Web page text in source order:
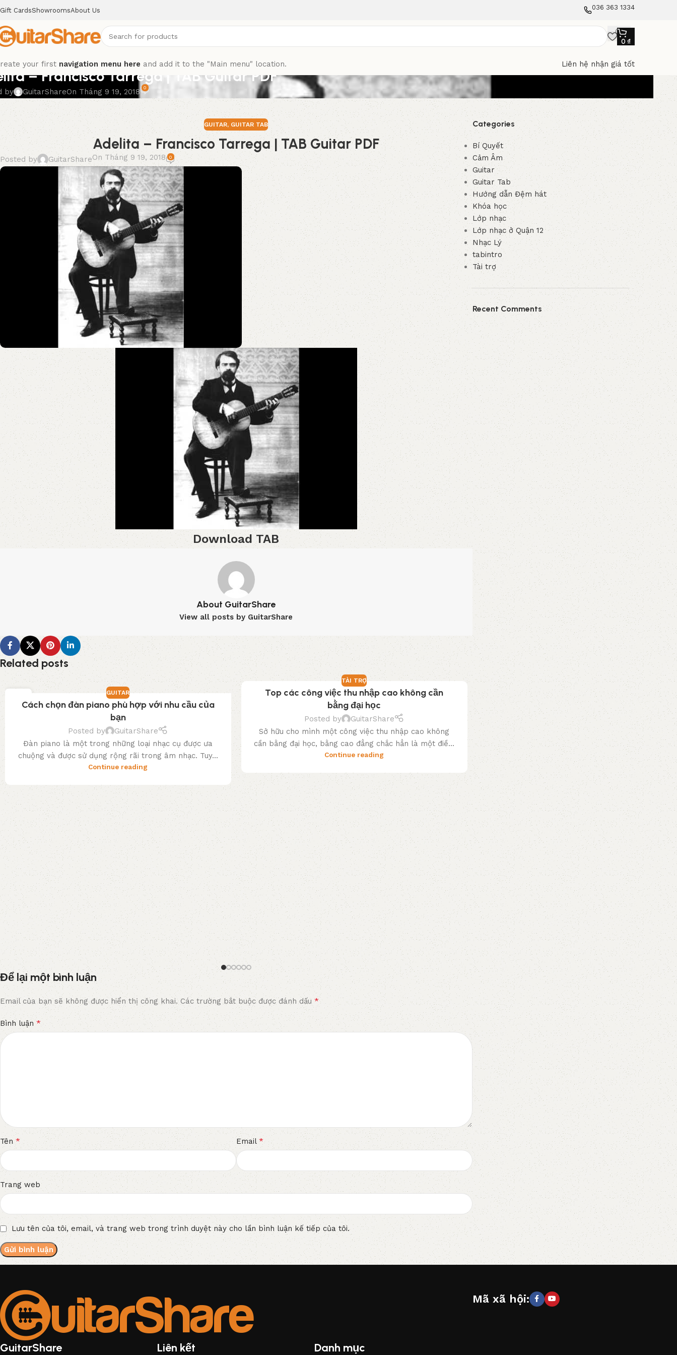
Gift CardsShowroomsAbout Us 036 363 1334
0 ₫
your first navigation menu here and add it to the "Main menu" location. Liên hệ nhận giá tốt
, GUITAR TAB
– Francisco Tarrega | TAB Guitar PDF
by GuitarShareOn Tháng 9 19, 2018 0
GUITAR, GUITAR TAB
Adelita – Francisco Tarrega | TAB Guitar PDF
Posted by GuitarShareOn Tháng 9 19, 2018 0
Download TAB
About GuitarShare
View all posts by GuitarShare
Related posts
TH3
GUITAR
Cách chọn đàn piano phù hợp với nhu cầu của
bạn
Posted by
GuitarShare
Đàn piano là một trong những loại nhạc cụ được ưa
chuộng và được sử dụng rộng rãi trong âm nhạc. Tuy...
Continue reading
TÀI TRỢ
Top các công việc thu nhập cao không cần
bằng đại học
Posted by
GuitarShare
Sở hữu cho mình một công việc thu nhập cao không
cần bằng đại học, bằng cao đẳng chắc hẳn là một điề...
Continue reading
GUITAR
[Guitar Tab] Ước Mơ Của Mẹ – Văn Mai
Posted by
GuitarShare
Ước Mơ của mẹ Tab Guitar Hợp âm Ước mơ của
Verse 1: ...Con hỏi ước mơ của mẹ thế nào Đã
Continue reading
Để lại một bình luận
Email của bạn sẽ không được hiển thị công khai. Các trường bắt buộc được đánh dấu *
Bình luận*
Tên* Email *
Trang web
Lưu tên của tôi, email, và trang web trong trình duyệt này cho lần bình luận kế tiếp của tôi.
Categories
Bí Quyết
Cảm Âm
Guitar
Guitar Tab
Hướng dẫn Đệm hát
Khóa học
Lớp nhạc
Lớp nhạc ở Quận 12
Nhạc Lý
tabintro
Tài trợ
Recent Comments
GuitarShare Liên kết Danh mục
Mã xã hội: